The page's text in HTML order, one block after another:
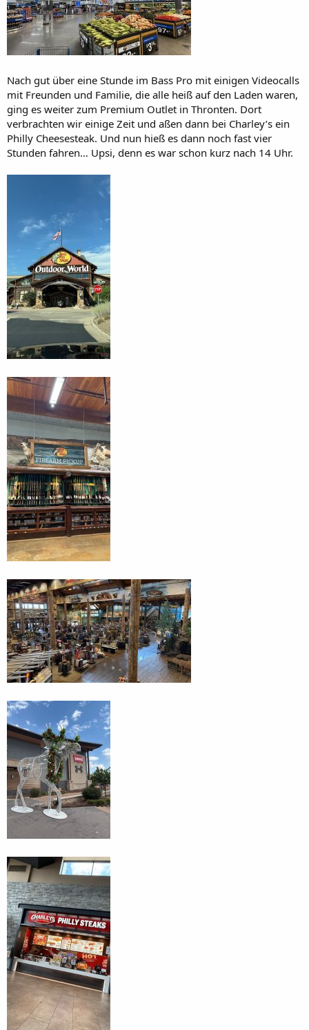
Nach gut über eine Stunde im Bass Pro mit einigen Videocalls
mit Freunden und Familie, die alle heiß auf den Laden waren,
ging es weiter zum Premium Outlet in Thronten. Dort
verbrachten wir einige Zeit und aßen dann bei Charley’s ein
Philly Cheesesteak. Und nun hieß es dann noch fast vier
Stunden fahren… Upsi, denn es war schon kurz nach 14 Uhr.